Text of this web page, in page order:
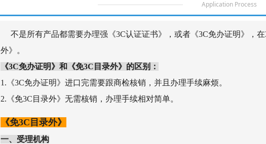
Application Process
不是所有产品都需要办理强《3C认证证书》，或者《3C免办证明》，
外》。
《3C免办证明》和《免3C目录外》的区别：
1.《3C免办证明》进口完需要跟商检核销，并且办理手续麻烦。
2.《免3C目录外》无需核销，办理手续相对简单。
《免3C目录外》
一、受理机构